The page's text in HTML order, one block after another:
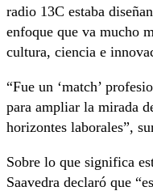
radio 13C estaba
enfoque que va mucho
cultura, ciencia e
“Fue un ‘match’
para ampliar la mirada
horizontes laborales”,
Sobre lo que significa
Saavedra declaró que